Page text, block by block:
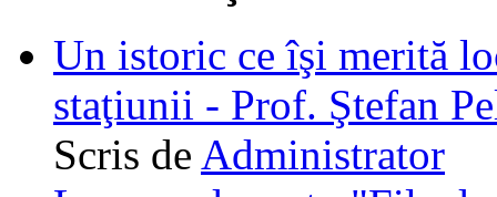
Un istoric ce îşi merită
staţiunii - Prof. Ştefan
Scris de Administrator